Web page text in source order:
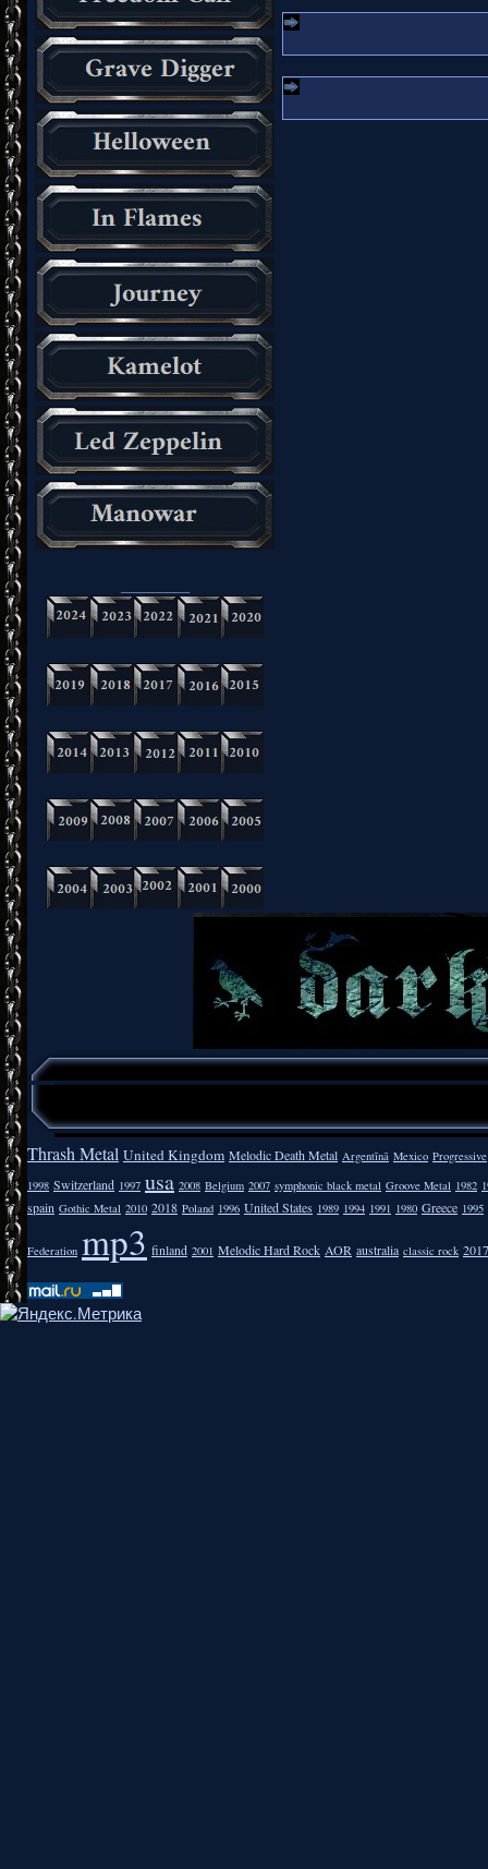
Thrash Metal United Kingdom Melodic Death Metal Argentīnā Mexico Progressive
1998 Switzerland 1997 usa 2008 Belgium 2007 symphonic black metal Groove Metal 1982
spain Gothic Metal 2010 2018 Poland 1996 United States 1989 1994 1991 1980 Greece 1995
Federation mp3 finland 2001 Melodic Hard Rock AOR australia classic rock 2017